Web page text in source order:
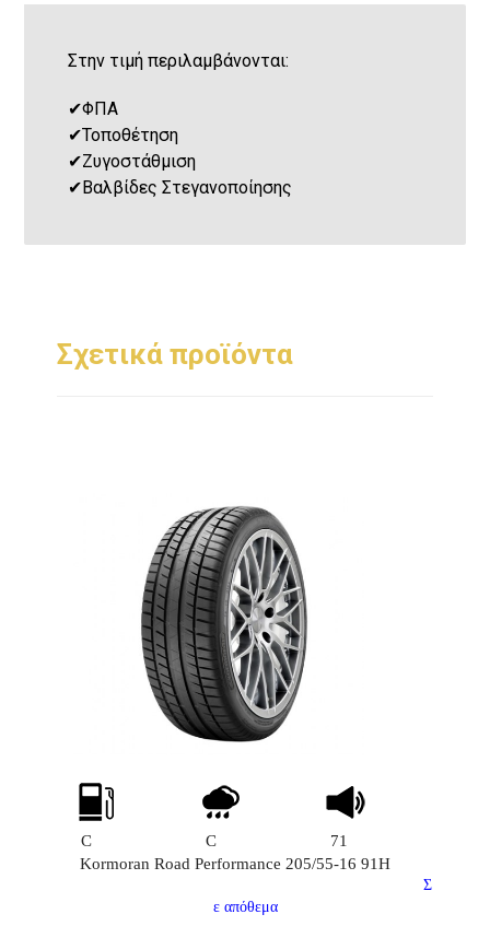
Στην τιμή περιλαμβάνονται:
✔ΦΠΑ
✔Τοποθέτηση
✔Ζυγοστάθμιση
✔Βαλβίδες Στεγανοποίησης
Σχετικά προϊόντα
C C
71
Kormoran Road Performance 205/55-16 91H
Σ
ε απόθεμα